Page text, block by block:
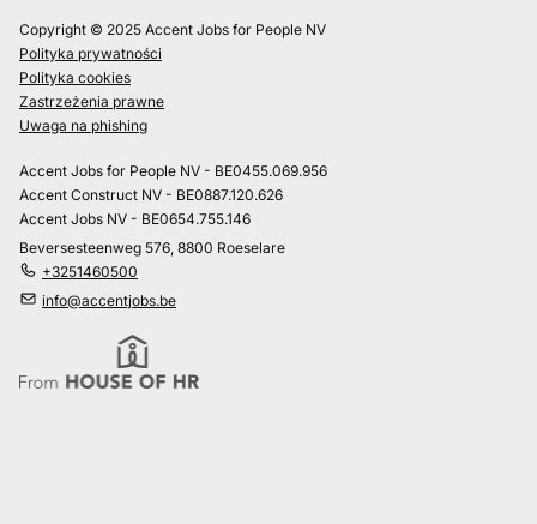
Copyright © 2025 Accent Jobs for People NV
Polityka prywatności
Polityka cookies
Zastrzeżenia prawne
Uwaga na phishing
Accent Jobs for People NV - BE0455.069.956
Accent Construct NV - BE0887.120.626
Accent Jobs NV - BE0654.755.146
Beversesteenweg 576, 8800 Roeselare
+3251460500
info@accentjobs.be